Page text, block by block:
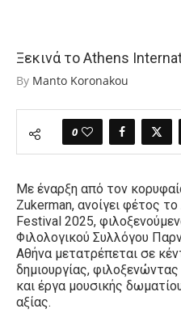
Ξεκινά το Athens
By Manto Koronakou
0
Με έναρξη από τον
Zukerman, ανοίγει φέτος
Festival 2025,
Φιλολογικού Συλλόγου
Αθήνα μετατρέπεται σε
δημιουργίας,
και έργα μουσικής
αξίας.